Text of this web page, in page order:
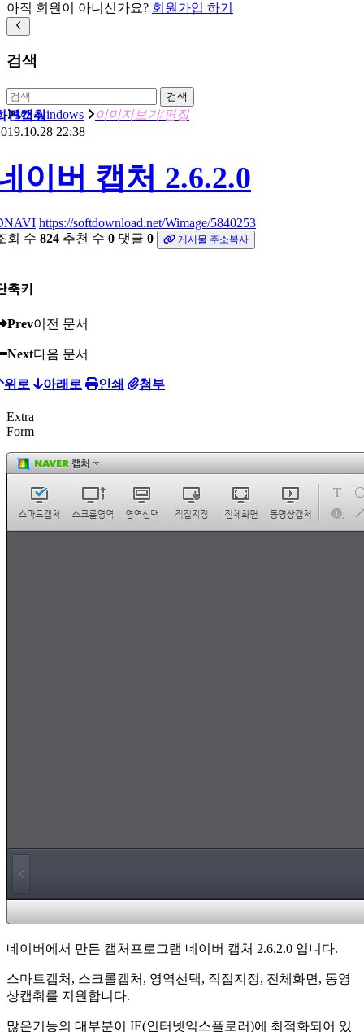
아직 회원이 아니신가요? 회원가입 하기
검색
검색
MS windows 이미지보기/편집
면캡춰
22:38
이버 캡처 2.6.2.0
https://softdownload.net/Wimage/5840253
회 수 824 추천 수 0 댓글 0 게시물 주소복사
축키
Prev이전 문서
Next다음 문서
위로 아래로 인쇄 첨부
Extra
Form
네이버에서 만든 캡처프로그램 네이버 캡처 2.6.2.0 입니다.
스마트캡처, 스크롤캡처, 영역선택, 직접지정, 전체화면, 동영
상캡춰를 지원합니다.
많은기능의 대부분이 IE(인터넷익스플로러)에 최적화되어 있